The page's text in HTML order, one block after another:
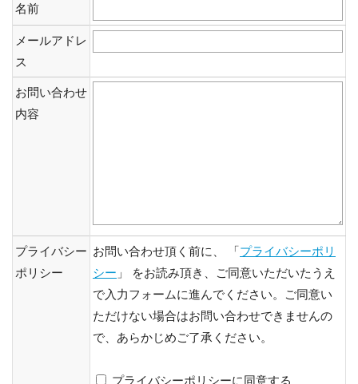
名前
メールアドレ
ス
お問い合わせ
内容
プライバシー
ポリシー
お問い合わせ頂く前に、 「プライバシーポリ
シー 」 をお読み頂き、ご同意いただいたうえ
で入力フォームに進んでください。ご同意い
ただけない場合はお問い合わせできませんの
で、あらかじめご了承ください。
プライバシーポリシーに同意する